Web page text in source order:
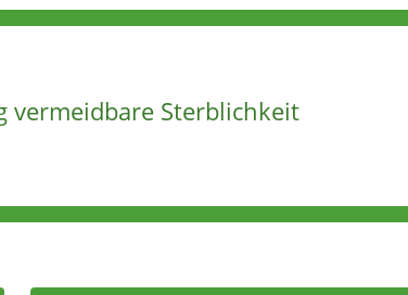
vermeidbare Sterblichkeit